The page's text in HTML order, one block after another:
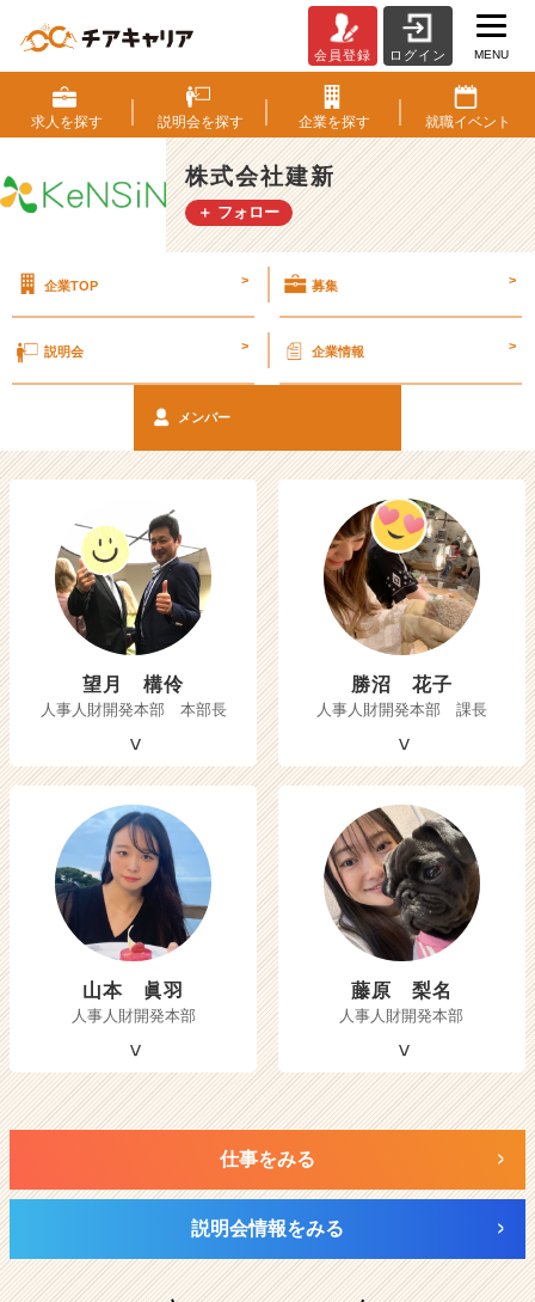
ン
チ
ャ
ー・
成
長
ら
ウ
ト
サ
イ
ト
ャ
ア
e
C
e
会員登録 ログイン MENU
求人を探す 説明会を探す 企業を探す 就職イベント
株式会社建新
＋ フォロー
企業TOP > 募集 >
説明会 > 企業情報 >
メンバー
望月 構伶
人事人財開発本部 本部長
勝沼 花子
人事人財開発本部 課長
山本 眞羽
人事人財開発本部
藤原 梨名
人事人財開発本部
仕事をみる
説明会情報をみる